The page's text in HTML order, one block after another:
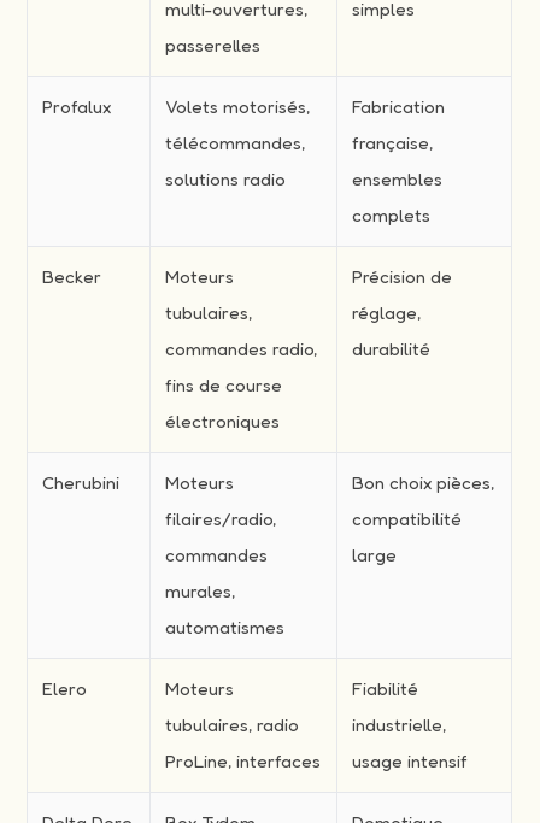
multi-ouvertures,
passerelles
simples
Profalux
Volets motorisés,
télécommandes,
solutions radio
Fabrication
française,
ensembles
complets
Becker
Moteurs
tubulaires,
commandes radio,
fins de course
électroniques
Précision de
réglage,
durabilité
Cherubini
Moteurs
filaires/radio,
commandes
murales,
automatismes
Bon choix pièces,
compatibilité
large
Elero
Moteurs
tubulaires, radio
ProLine, interfaces
Fiabilité
industrielle,
usage intensif